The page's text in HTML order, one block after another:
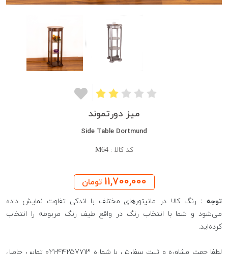
میز دورتموند
Side Table Dortmund
کد کالا :M64
11,700,000 تومان
توجه : رنگ کالا در مانیتورهای مختلف با اندکی تفاوت نمایش داده
می‌شود و شما با انتخاب رنگ در واقع طیف رنگ مربوطه را انتخاب
کرده‌اید.
لطفا جهت مشاوره و ثبت سفارش با شماره 44257713-021 تماس حاصل